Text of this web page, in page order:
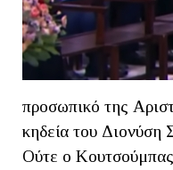
προσωπικό της
κηδεία του Διονύση
Ούτε ο